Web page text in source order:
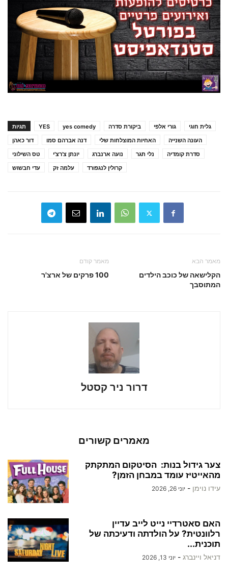
תגיות YES yes comedy ביקורת סדרה גורי אלפי
גלית חוגי
דור כאהן
דנה אברהם סמו האחיות המוצלחות שלי
העונה השנייה
טס השילוני
יונתן צ'רצ'י נועה ארנברג נלי תגר
סדרת קומדיה
עדי חבשוש
עלמה זק קרולין לנגפורד
מאמר קודם
100 פרקים של ארצ'ר
מאמר הבא
הקלישאה של כוכב הילדים
המתוסבך
דרור ניר קסטל
מאמרים קשורים
צער גידול בנות: הסיטקום המתקתק
מהאייטיז עומד במבחן הזמן?
עידו נוימן - יוני 26, 2026
האם סאטרדיי נייט לייב עדיין
רלוונטית? על הולדתה ודעיכתה של
תוכנית...
דניאל ויינברג - יוני 13, 2026